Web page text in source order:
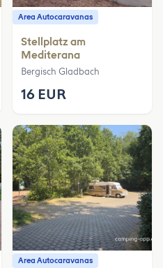
Area Autocaravanas
Stellplatz am
Mediterana
Bergisch Gladbach
16 EUR
Area Autocaravanas